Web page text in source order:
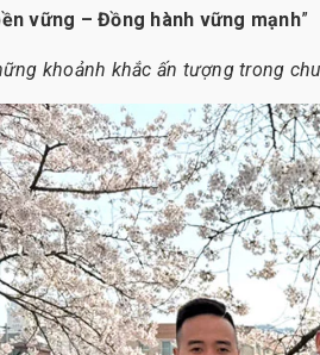
vững – Đồng hành vững mạnh”
khoảnh khắc ấn tượng trong